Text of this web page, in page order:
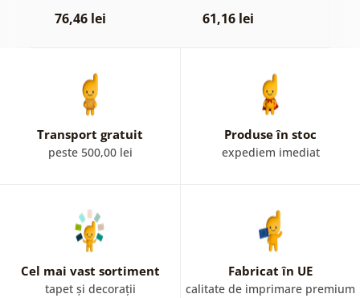
76,46 lei 61,16 lei
Transport gratuit
peste 500,00 lei
Produse în stoc
expediem imediat
Cel mai vast sortiment
tapet și decorații
Fabricat în UE
calitate de imprimare premium